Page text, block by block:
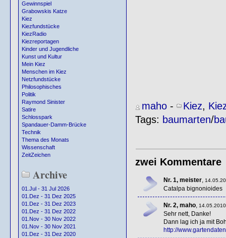
Gewinnspiel
Grabowskis Katze
Kiez
Kiezfundstücke
KiezRadio
Kiezreportagen
Kinder und Jugendliche
Kunst und Kultur
Mein Kiez
Menschen im Kiez
Netzfundstücke
Philosophisches
Politik
Raymond Sinister
Satire
Schlosspark
Spandauer-Damm-Brücke
Technik
Thema des Monats
Wissenschaft
ZeitZeichen
Archive
01.Jul - 31 Jul 2026
01.Dez - 31 Dez 2025
01.Dez - 31 Dez 2023
01.Dez - 31 Dez 2022
01.Nov - 30 Nov 2022
01.Nov - 30 Nov 2021
01.Dez - 31 Dez 2020
maho- Kiez,
Tags: baumarten/
zwei Kommentare
Nr. 1, meister,
Catalpa bignonioides
Nr. 2, maho,
Sehr nett, Danke!
Dann lag ich ja mit
http://